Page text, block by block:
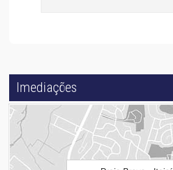
Imediações